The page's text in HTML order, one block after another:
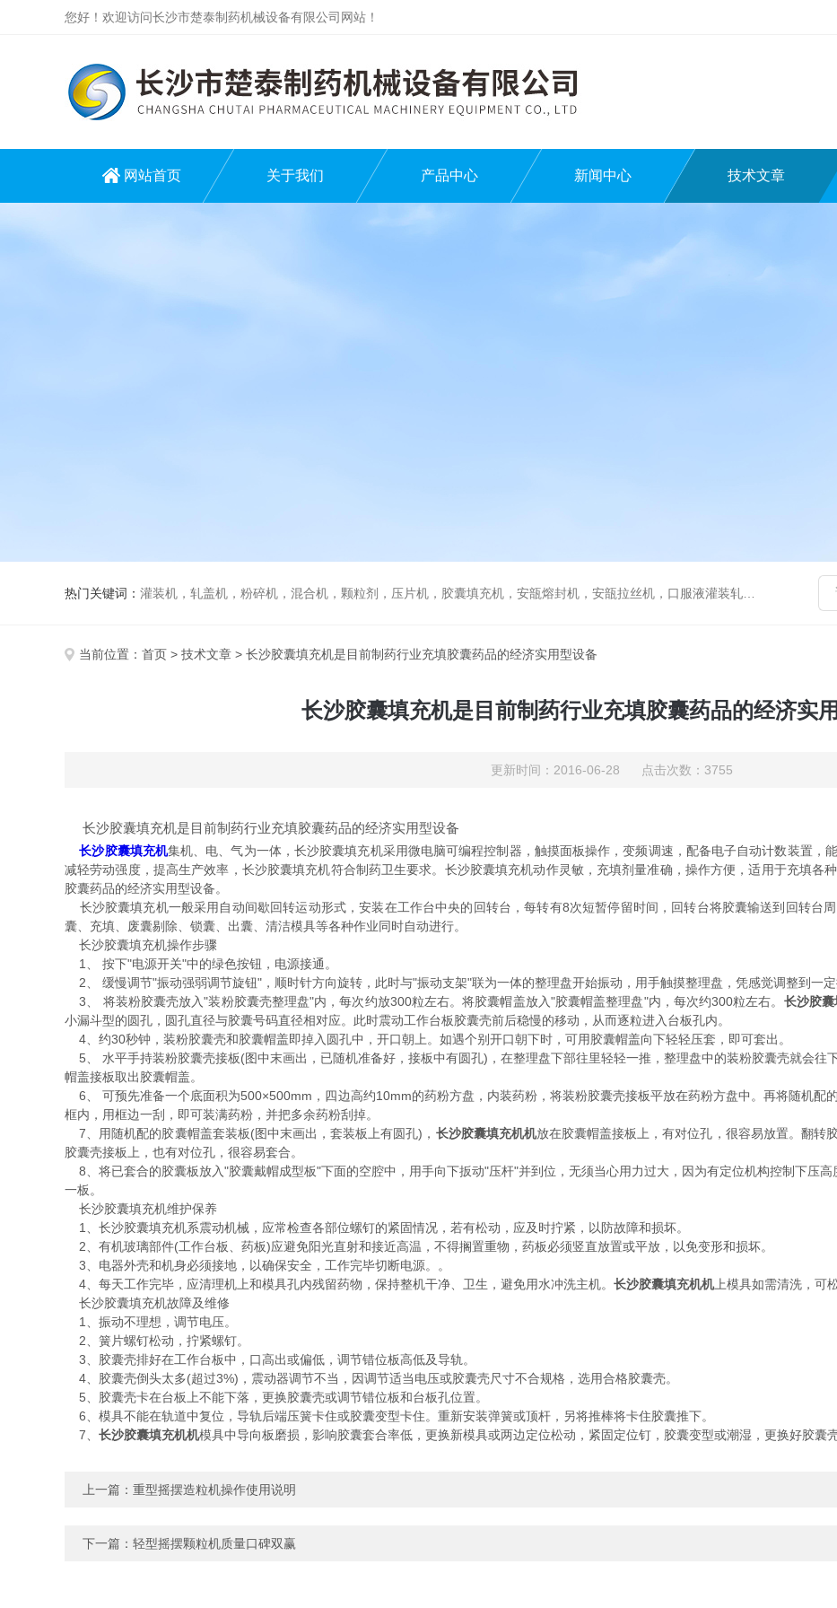
您好！欢迎访问长沙市楚泰制药机械设备有限公司网站！
网站首页 关于我们 产品中心 新闻中心 技术文章
热门关键词： 灌装机，轧盖机，粉碎机，混合机，颗粒剂，压片机，胶囊填充机，安瓿熔封机，安瓿拉丝机，口服液灌装轧盖机，糖衣机，薄膜包衣机，贴标机，旋盖机，栓剂模具，煎药机，封口机
当前位置： 首页 > 技术文章 > 长沙胶囊填充机是目前制药行业充填胶囊药品的经济实用型设备
长沙胶囊填充机是目前制药行业充填胶囊药品的经济实
更新时间：2016-06-28 点击次数：3755
长沙胶囊填充机是目前制药行业充填胶囊药品的经济实用型设备
长沙胶囊填充机集机、电、气为一体，长沙胶囊填充机采用微电脑可编程控制器，触摸面板操作，变频调速，配备电子自动计数装置，
减轻劳动强度，提高生产效率，长沙胶囊填充机符合制药卫生要求。长沙胶囊填充机动作灵敏，充填剂量准确，操作方便，适用于充填各
胶囊药品的经济实用型设备。
长沙胶囊填充机一般采用自动间歇回转运动形式，安装在工作台中央的回转台，每转有8次短暂停留时间，回转台将胶囊输送到回转台
囊、充填、废囊剔除、锁囊、出囊、清洁模具等各种作业同时自动进行。
长沙胶囊填充机操作步骤
1、 按下"电源开关"中的绿色按钮，电源接通。
2、 缓慢调节"振动强弱调节旋钮"，顺时针方向旋转，此时与"振动支架"联为一体的整理盘开始振动，用手触摸整理盘，凭感觉调整到一定
3、 将装粉胶囊壳放入"装粉胶囊壳整理盘"内，每次约放300粒左右。将胶囊帽盖放入"胶囊帽盖整理盘"内，每次约300粒左右。 长沙胶
小漏斗型的圆孔，圆孔直径与胶囊号码直径相对应。此时震动工作台板胶囊壳前后稳慢的移动，从而逐粒进入台板孔内。
4、约30秒钟，装粉胶囊壳和胶囊帽盖即掉入圆孔中，开口朝上。如遇个别开口朝下时，可用胶囊帽盖向下轻轻压套，即可套出。
5、 水平手持装粉胶囊壳接板(图中末画出，已随机准备好，接板中有圆孔)，在整理盘下部往里轻轻一推，整理盘中的装粉胶囊壳就会往
帽盖接板取出胶囊帽盖。
6、 可预先准备一个底面积为500×500mm，四边高约10mm的药粉方盘，内装药粉，将装粉胶囊壳接板平放在药粉方盘中。再将随机配
框内，用框边一刮，即可装满药粉，并把多余药粉刮掉。
7、用随机配的胶囊帽盖套装板(图中末画出，套装板上有圆孔)， 长沙胶囊填充机机放在胶囊帽盖接板上，有对位孔，很容易放置。翻转
胶囊壳接板上，也有对位孔，很容易套合。
8、将已套合的胶囊板放入"胶囊戴帽成型板"下面的空腔中，用手向下扳动"压杆"并到位，无须当心用力过大，因为有定位机构控制下压
一板。
长沙胶囊填充机维护保养
1、长沙胶囊填充机系震动机械，应常检查各部位螺钉的紧固情况，若有松动，应及时拧紧，以防故障和损坏。
2、有机玻璃部件(工作台板、药板)应避免阳光直射和接近高温，不得搁置重物，药板必须竖直放置或平放，以免变形和损坏。
3、电器外壳和机身必须接地，以确保安全，工作完毕切断电源。。
4、每天工作完毕，应清理机上和模具孔内残留药物，保持整机干净、卫生，避免用水冲洗主机。 长沙胶囊填充机机上模具如需清洗，可
长沙胶囊填充机故障及维修
1、振动不理想，调节电压。
2、簧片螺钉松动，拧紧螺钉。
3、胶囊壳排好在工作台板中，口高出或偏低，调节错位板高低及导轨。
4、胶囊壳倒头太多(超过3%)，震动器调节不当，因调节适当电压或胶囊壳尺寸不合规格，选用合格胶囊壳。
5、胶囊壳卡在台板上不能下落，更换胶囊壳或调节错位板和台板孔位置。
6、模具不能在轨道中复位，导轨后端压簧卡住或胶囊变型卡住。重新安装弹簧或顶杆，另将推棒将卡住胶囊推下。
7、 长沙胶囊填充机机模具中导向板磨损，影响胶囊套合率低，更换新模具或两边定位松动，紧固定位钉，胶囊变型或潮湿，更换好胶囊壳
上一篇： 重型摇摆造粒机操作使用说明
下一篇： 轻型摇摆颗粒机质量口碑双赢